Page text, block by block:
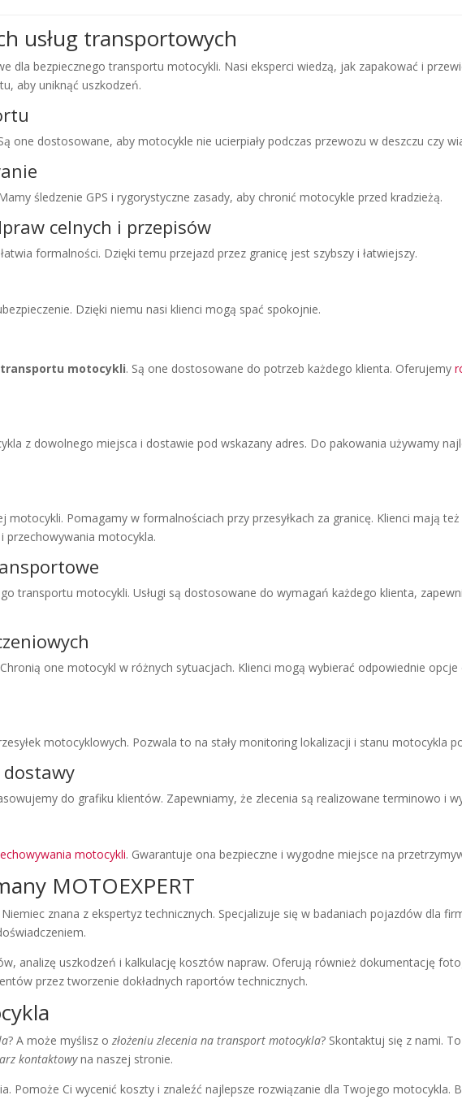
usług transportowych
dla bezpiecznego transportu motocykli. Nasi eksperci wiedzą, jak zapakować i
aby uniknąć uszkodzeń.
one dostosowane, aby motocykle nie ucierpiały podczas przewozu w deszczu czy
śledzenie GPS i rygorystyczne zasady, aby chronić motocykle przed kradzieżą.
celnych i przepisów
formalności. Dzięki temu przejazd przez granicę jest szybszy i łatwiejszy.
Dzięki niemu nasi klienci mogą spać spokojnie.
transportu motocykli. Są one dostosowane do potrzeb każdego klienta. Oferujemy
z dowolnego miejsca i dostawie pod wskazany adres. Do pakowania używamy
Pomagamy w formalnościach przy przesyłkach za granicę. Klienci mają
przechowywania motocykla.
transportu motocykli. Usługi są dostosowane do wymagań każdego klienta,
one motocykl w różnych sytuacjach. Klienci mogą wybierać odpowiednie
motocyklowych. Pozwala to na stały monitoring lokalizacji i stanu motocykla
dostawy
do grafiku klientów. Zapewniamy, że zlecenia są realizowane terminowo i
motocykli. Gwarantuje ona bezpieczne i wygodne miejsce na
MOTOEXPERT
znana z ekspertyz technicznych. Specjalizuje się w badaniach pojazdów dla
analizę uszkodzeń i kalkulację kosztów napraw. Oferują również dokumentację
przez tworzenie dokładnych raportów technicznych.
? A może myślisz ozłożeniu zlecenia na transport motocykla? Skontaktuj się z nami.
kontaktowyna naszej stronie.
Pomoże Ci wycenić koszty i znaleźć najlepsze rozwiązanie dla Twojego motocykla.